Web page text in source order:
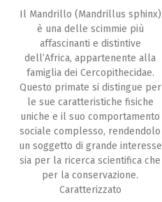
Il Mandrillo (Mandrillus sphinx)
è una delle scimmie più
affascinanti e distintive
dell’Africa, appartenente alla
famiglia dei Cercopithecidae.
Questo primate si distingue per
le sue caratteristiche fisiche
uniche e il suo comportamento
sociale complesso, rendendolo
un soggetto di grande interesse
sia per la ricerca scientifica che
per la conservazione.
Caratterizzato